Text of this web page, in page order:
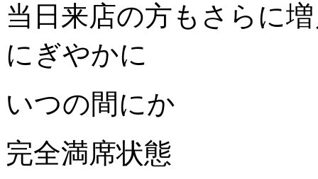
当日来店の方もさらに
にぎやかに
いつの間にか
完全満席状態